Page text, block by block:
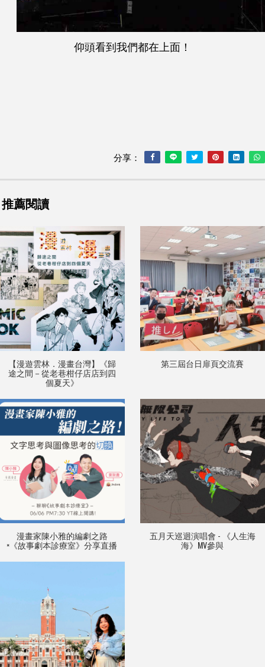
仰頭看到我們都在上面！
分享：
推薦閱讀
【漫遊雲林．漫畫台灣】《歸
途之間－從老巷柑仔店店到四
個夏天》
第三屆台日扉頁交流賽
漫畫家陳小雅的編劇之路
×《故事劇本診療室》分享直播
五月天巡迴演唱會 - 《人生海
海》MV參與